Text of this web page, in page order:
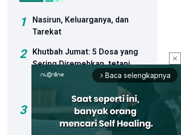
close
arrow_forward_ios Baca selengkapnya
1
Nasirun, Keluarganya, dan
Tarekat
2
Khutbah Jumat: 5 Dosa yang
Sering Diremehkan, tetapi
Berat
Pertanggungjawabannya
3
Sejumlah Bakal Calon Ketua
Umum PBNU Hadiri
Peluncuran Buku Kiai Ma'ruf